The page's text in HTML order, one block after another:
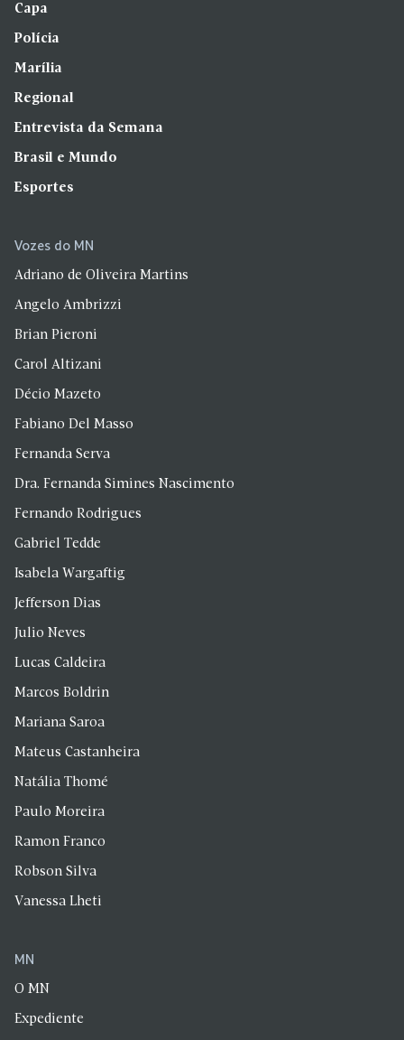
Capa
Polícia
Marília
Regional
Entrevista da Semana
Brasil e Mundo
Esportes
Vozes do MN
Adriano de Oliveira Martins
Angelo Ambrizzi
Brian Pieroni
Carol Altizani
Décio Mazeto
Fabiano Del Masso
Fernanda Serva
Dra. Fernanda Simines Nascimento
Fernando Rodrigues
Gabriel Tedde
Isabela Wargaftig
Jefferson Dias
Julio Neves
Lucas Caldeira
Marcos Boldrin
Mariana Saroa
Mateus Castanheira
Natália Thomé
Paulo Moreira
Ramon Franco
Robson Silva
Vanessa Lheti
MN
O MN
Expediente